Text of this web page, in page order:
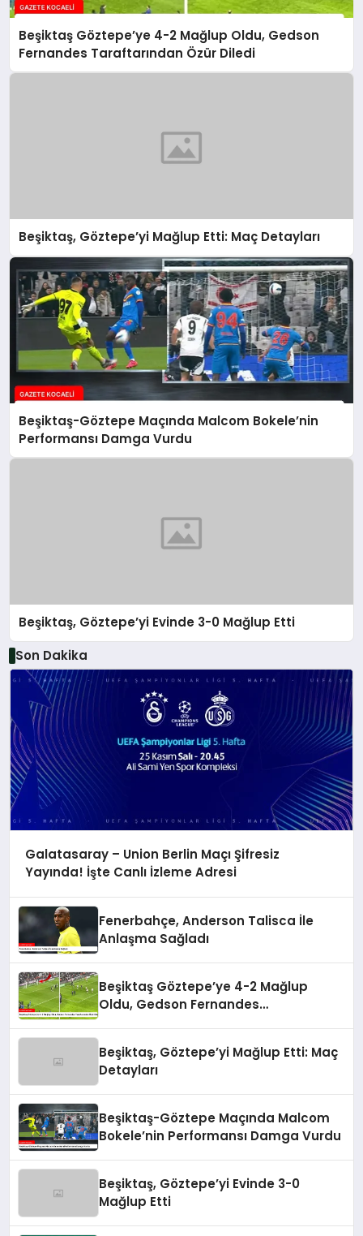
Beşiktaş Göztepe’ye 4-2 Mağlup Oldu, Gedson
Fernandes Taraftarından Özür Diledi
Beşiktaş, Göztepe’yi Mağlup Etti: Maç Detayları
Beşiktaş-Göztepe Maçında Malcom Bokele’nin
Performansı Damga Vurdu
Beşiktaş, Göztepe’yi Evinde 3-0 Mağlup Etti
Son Dakika
Galatasaray – Union Berlin Maçı Şifresiz
Yayında! İşte Canlı İzleme Adresi
Fenerbahçe, Anderson Talisca İle
Anlaşma Sağladı
Beşiktaş Göztepe’ye 4-2 Mağlup
Oldu, Gedson Fernandes
Beşiktaş, Göztepe’yi Mağlup Etti: Maç
Detayları
Beşiktaş-Göztepe Maçında Malcom
Bokele’nin Performansı Damga Vurdu
Beşiktaş, Göztepe’yi Evinde 3-0
Mağlup Etti